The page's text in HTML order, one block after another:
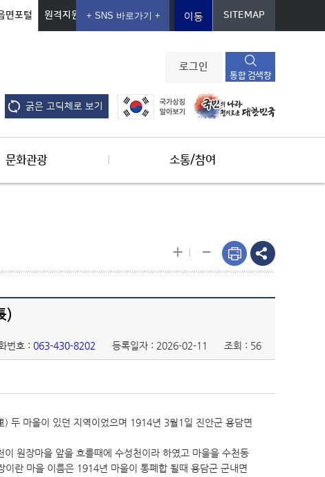
면포털 원격지원 이동 SITEMAP
로그인
통합 검색창
굵은 고딕체로 보기
문화관광 소통/참여
+ -
)
번호 : 063-430-8202 등록일자 : 2026-02-11 조회 : 56
두 마을이 있던 지역이었으며 1914년 3월1일 진안군 용담면
원장마을 앞을 흐를때에 수성천이라 하였고 마을을 수천동
란 마을 이름은 1914년 마을이 통폐합 될때 용담군 군내면